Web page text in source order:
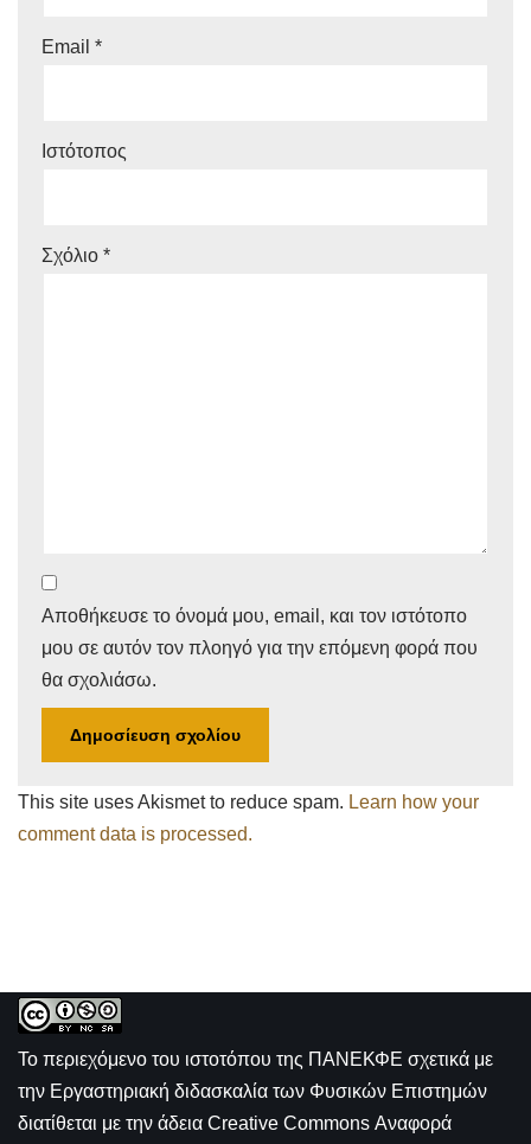
Email *
Ιστότοπος
Σχόλιο *
Αποθήκευσε το όνομά μου, email, και τον ιστότοπο
μου σε αυτόν τον πλοηγό για την επόμενη φορά που
θα σχολιάσω.
This site uses Akismet to reduce spam. Learn how your
comment data is processed.
Το περιεχόμενο του ιστοτόπου της ΠΑΝΕΚΦΕ σχετικά με
την Εργαστηριακή διδασκαλία των Φυσικών Επιστημών
διατίθεται με την άδεια Creative Commons Αναφορά